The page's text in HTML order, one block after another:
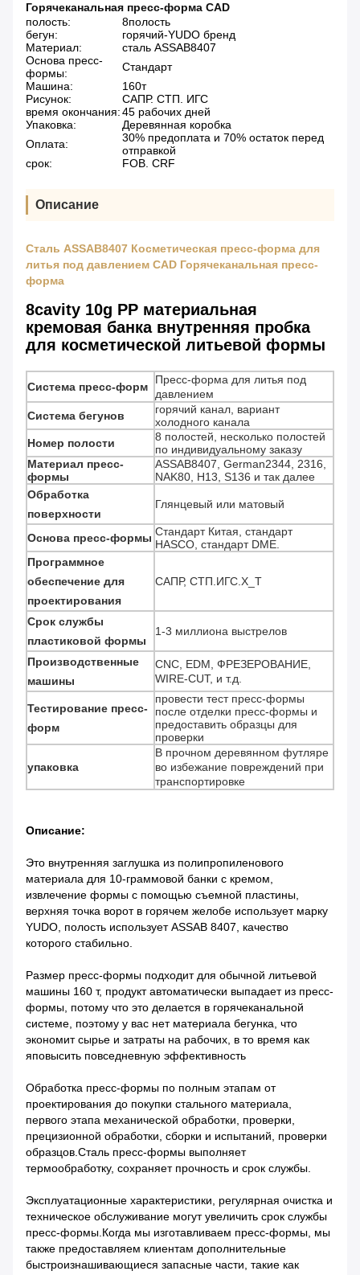
Горячеканальная пресс-форма CAD
полость:
8полость
бегун:
горячий-YUDO бренд
Материал:
сталь ASSAB8407
Основа пресс-
формы:
Стандарт
Машина:
160т
Рисунок:
САПР. СТП. ИГС
время окончания:45 рабочих дней
Упаковка:
Деревянная коробка
Оплата:
30% предоплата и 70% остаток перед
отправкой
срок:
FOB. CRF
Описание
Сталь ASSAB8407 Косметическая пресс-форма для
литья под давлением CAD Горячеканальная пресс-
форма
8cavity 10g PP материальная
кремовая банка внутренняя пробка
для косметической литьевой формы
Система пресс-форм
Пресс-форма для литья под
давлением
Система бегунов
горячий канал, вариант
холодного канала
Номер полости
8 полостей, несколько полостей
по индивидуальному заказу
Материал пресс-
формы
ASSAB8407, German2344, 2316,
NAK80, H13, S136 и так далее
Обработка
поверхности
Глянцевый или матовый
Основа пресс-формы Стандарт Китая, стандарт
HASCO, стандарт DME.
Программное
обеспечение для
проектирования
САПР, СТП.ИГС.Х_Т
Срок службы
пластиковой формы
1-3 миллиона выстрелов
Производственные
машины
CNC, EDM, ФРЕЗЕРОВАНИЕ,
WIRE-CUT, и т.д.
Тестирование пресс-
форм
провести тест пресс-формы
после отделки пресс-формы и
предоставить образцы для
проверки
упаковка
В прочном деревянном футляре
во избежание повреждений при
транспортировке
Описание:
Это внутренняя заглушка из полипропиленового
материала для 10-граммовой банки с кремом,
извлечение формы с помощью съемной пластины,
верхняя точка ворот в горячем желобе использует марку
YUDO, полость использует ASSAB 8407, качество
которого стабильно.
Размер пресс-формы подходит для обычной литьевой
машины 160 т, продукт автоматически выпадает из пресс-
формы, потому что это делается в горячеканальной
системе, поэтому у вас нет материала бегунка, что
экономит сырье и затраты на рабочих, в то время как
яповысить повседневную эффективность
Обработка пресс-формы по полным этапам от
проектирования до покупки стального материала,
первого этапа механической обработки, проверки,
прецизионной обработки, сборки и испытаний, проверки
образцов.Сталь пресс-формы выполняет
термообработку, сохраняет прочность и срок службы.
Эксплуатационные характеристики, регулярная очистка и
техническое обслуживание могут увеличить срок службы
пресс-формы.Когда мы изготавливаем пресс-формы, мы
также предоставляем клиентам дополнительные
быстроизнашивающиеся запасные части, такие как